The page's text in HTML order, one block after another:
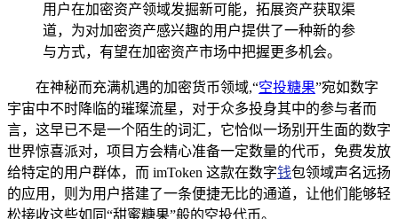
用户在加密资产领域发掘新可能，拓展资产获取渠
道，为对加密资产感兴趣的用户提供了一种新的参
与方式，有望在加密资产市场中把握更多机会。
在神秘而充满机遇的加密货币领域,“空投糖果”宛如数字
宇宙中不时降临的璀璨流星，对于众多投身其中的参与者而
言，这早已不是一个陌生的词汇，它恰似一场别开生面的数字
世界惊喜派对，项目方会精心准备一定数量的代币，免费发放
给特定的用户群体，而 imToken 这款在数字钱包领域声名远扬
的应用，则为用户搭建了一条便捷无比的通道，让他们能够轻
松接收这些如同“甜蜜糖果”般的空投代币。